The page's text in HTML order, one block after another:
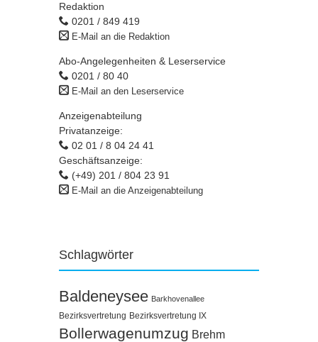
Redaktion
0201 / 849 419
E-Mail an die Redaktion
Abo-Angelegenheiten & Leserservice
0201 / 80 40
E-Mail an den Leserservice
Anzeigenabteilung
Privatanzeige:
02 01 / 8 04 24 41
Geschäftsanzeige:
(+49) 201 / 804 23 91
E-Mail an die Anzeigenabteilung
Schlagwörter
Baldeneysee Barkhovenallee
Bezirksvertretung Bezirksvertretung IX
Bollerwagenumzug Brehm